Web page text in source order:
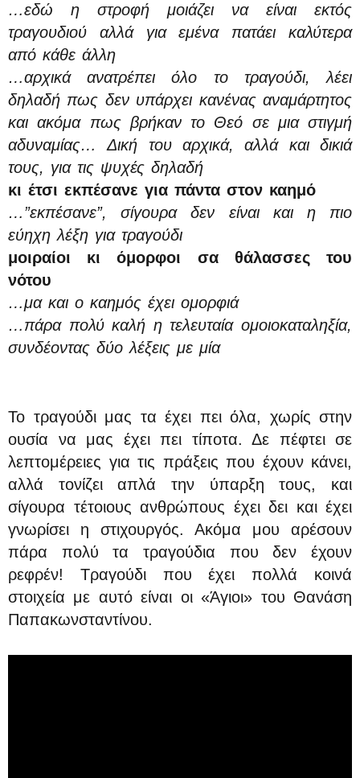
…εδώ η στροφή μοιάζει να είναι εκτός
τραγουδιού αλλά για εμένα πατάει καλύτερα
από κάθε άλλη
…αρχικά ανατρέπει όλο το τραγούδι, λέει
δηλαδή πως δεν υπάρχει κανένας αναμάρτητος
και ακόμα πως βρήκαν το Θεό σε μια στιγμή
αδυναμίας…
Δική του αρχικά, αλλά και δικιά
τους, για τις ψυχές δηλαδή
κι έτσι εκπέσανε για πάντα στον καημό
…”εκπέσανε”, σίγουρα δεν είναι και η πιο
εύηχη λέξη για τραγούδι
μοιραίοι κι όμορφοι σα θάλασσες του
νότου
…μα και ο καημός έχει ομορφιά
…πάρα πολύ καλή η τελευταία ομοιοκαταληξία,
συνδέοντας δύο λέξεις με μία
Το τραγούδι μας τα έχει πει όλα, χωρίς στην
ουσία να μας έχει πει τίποτα. Δε πέφτει σε
λεπτομέρειες για τις πράξεις που έχουν κάνει,
αλλά τονίζει απλά την ύπαρξη τους, και
σίγουρα τέτοιους ανθρώπους έχει δει και έχει
γνωρίσει η στιχουργός. Ακόμα μου αρέσουν
πάρα πολύ τα τραγούδια που δεν έχουν
ρεφρέν! Τραγούδι που έχει πολλά κοινά
στοιχεία με αυτό είναι οι «Άγιοι» του Θανάση
Παπακωνσταντίνου.